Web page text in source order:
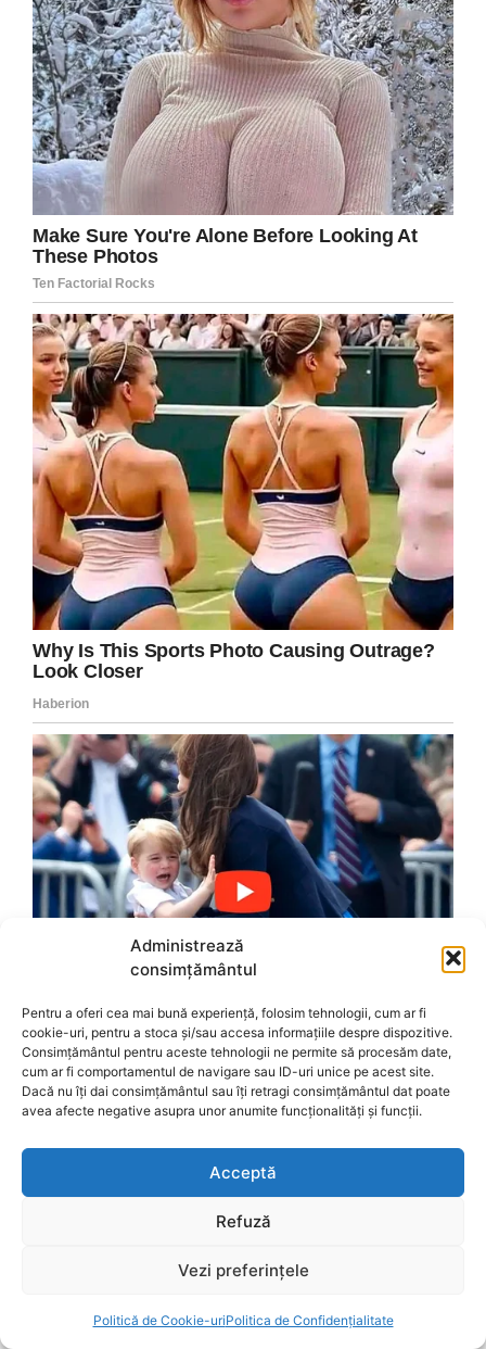
Administrează
consimțământul
Pentru a oferi cea mai bună experiență, folosim tehnologii, cum ar fi
cookie-uri, pentru a stoca și/sau accesa informațiile despre dispozitive.
Consimțământul pentru aceste tehnologii ne permite să procesăm date,
cum ar fi comportamentul de navigare sau ID-uri unice pe acest site.
Dacă nu îți dai consimțământul sau îți retragi consimțământul dat poate
avea afecte negative asupra unor anumite funcționalități și funcții.
Acceptă
Refuză
Vezi preferințele
Politică de Cookie-uriPolitica de Confidențialitate